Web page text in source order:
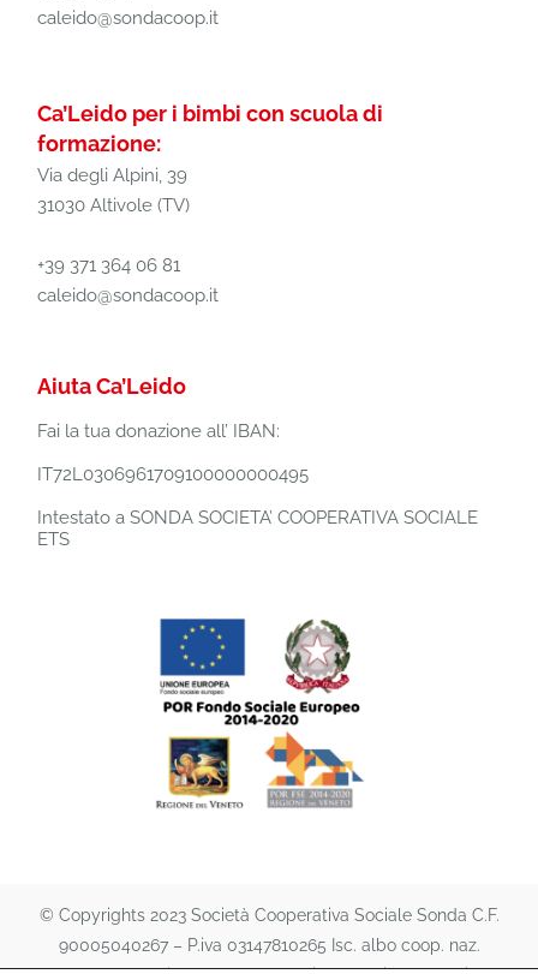
caleido@sondacoop.it
Ca’Leido per i bimbi con scuola di
formazione:
Via degli Alpini, 39
31030 Altivole (TV)
+39 371 364 06 81
caleido@sondacoop.it
Aiuta Ca’Leido
Fai la tua donazione all’ IBAN:
IT72L0306961709100000000495
Intestato a SONDA SOCIETA’ COOPERATIVA SOCIALE
ETS
© Copyrights 2023 Società Cooperativa Sociale Sonda C.F.
90005040267 – P.iva 03147810265 Isc. albo coop. naz.